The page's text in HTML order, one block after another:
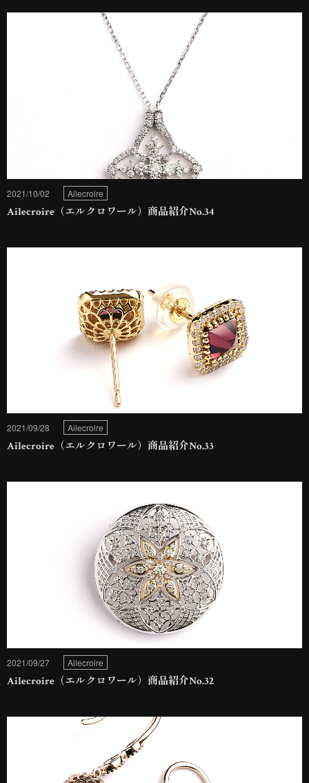
2021/10/02 Ailecroire
Ailecroire（エルクロワール）商品紹介No.34
2021/09/28 Ailecroire
Ailecroire（エルクロワール）商品紹介No.33
2021/09/27 Ailecroire
Ailecroire（エルクロワール）商品紹介No.32